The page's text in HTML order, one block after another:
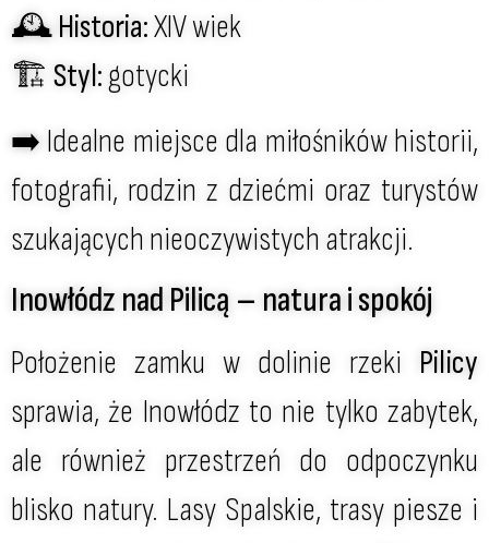
🕰Historia:XIV wiek
🏗 Styl:gotycki
➡️ Idealne miejsce dla miłośników historii,
fotografii, rodzin z dziećmi oraz turystów
szukających nieoczywistych atrakcji.
Inowłódz nad Pilicą – natura i spokój
Położenie zamku w dolinie rzeki Pilicy
sprawia, że Inowłódz to nie tylko zabytek,
ale również przestrzeń do odpoczynku
blisko natury. Lasy Spalskie, trasy piesze i